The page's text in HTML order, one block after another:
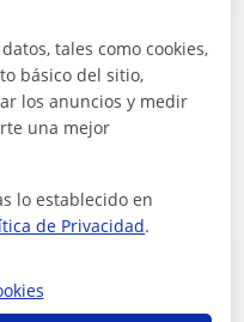
especifica
resultados o
haya nuevos
tales como cookies,
básico del sitio,
los anuncios y medir
una mejor
lo establecido en
de Privacidad.